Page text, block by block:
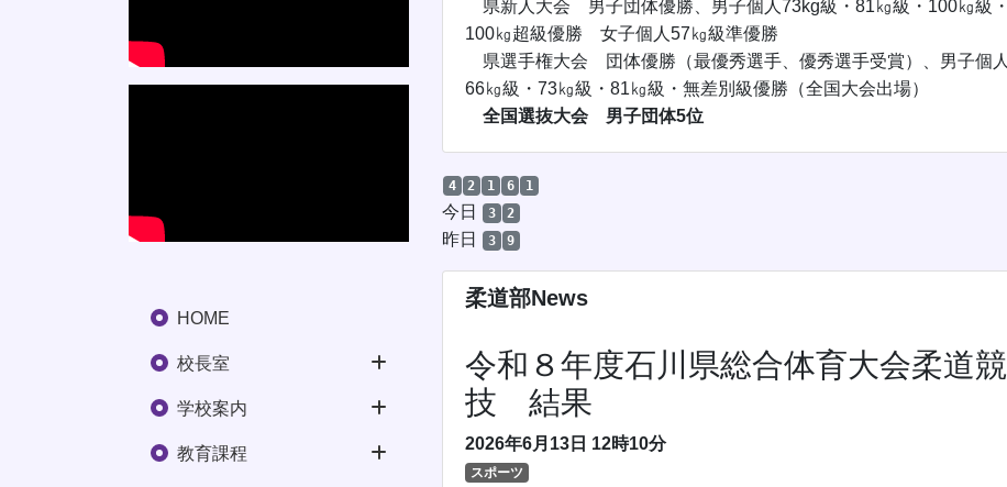
HOME
校長室
学校案内
教育課程
県新人大会 男子団体優勝、男子個人73kg級・81㎏級・100㎏級・
100㎏超級優勝 女子個人57㎏級準優勝
県選手権大会 団体優勝（最優秀選手、優秀選手受賞）、男子個人
66㎏級・73㎏級・81㎏級・無差別級優勝（全国大会出場）
全国選抜大会 男子団体5位
4 2 1 6 1
今日 3 2
昨日 3 9
柔道部News
令和８年度石川県総合体育大会柔道競
技 結果
2026年6月13日 12時10分
スポーツ